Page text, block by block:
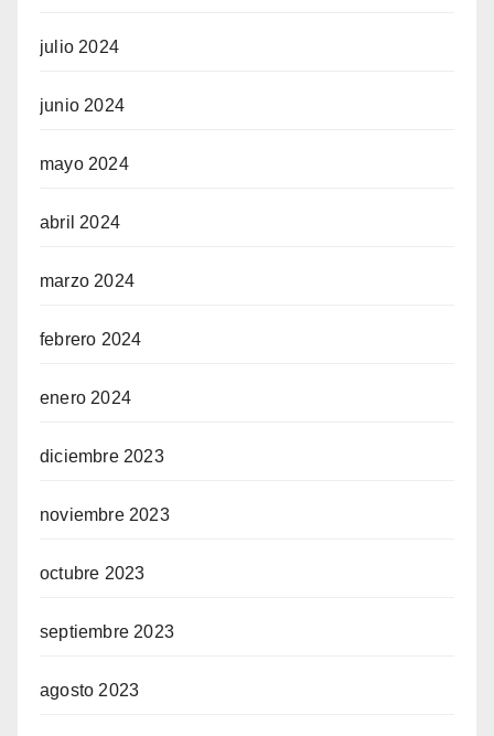
julio 2024
junio 2024
mayo 2024
abril 2024
marzo 2024
febrero 2024
enero 2024
diciembre 2023
noviembre 2023
octubre 2023
septiembre 2023
agosto 2023